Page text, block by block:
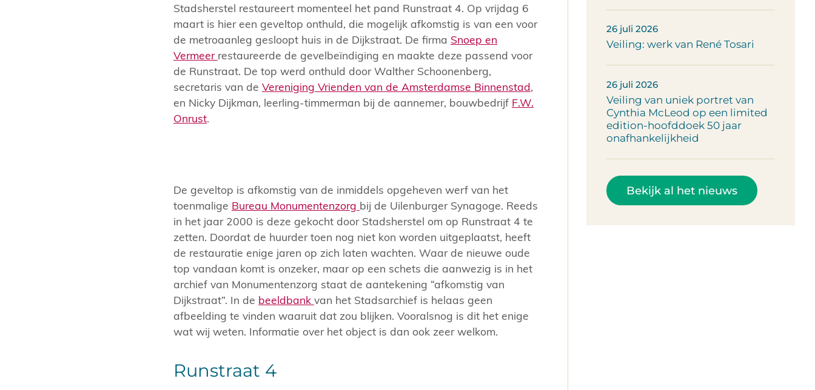
Stadsherstel restaureert momenteel het pand Runstraat 4. Op vrijdag 6
maart is hier een geveltop onthuld, die mogelijk afkomstig is van een voor
de metroaanleg gesloopt huis in de Dijkstraat. De firma Snoep en
Vermeer restaureerde de gevelbeïndiging en maakte deze passend voor
de Runstraat. De top werd onthuld door Walther Schoonenberg,
secretaris van de Vereniging Vrienden van de Amsterdamse Binnenstad,
en Nicky Dijkman, leerling-timmerman bij de aannemer, bouwbedrijf F.W.
Onrust.
De geveltop is afkomstig van de inmiddels opgeheven werf van het
toenmalige Bureau Monumentenzorg bij de Uilenburger Synagoge. Reeds
in het jaar 2000 is deze gekocht door Stadsherstel om op Runstraat 4 te
zetten. Doordat de huurder toen nog niet kon worden uitgeplaatst, heeft
de restauratie enige jaren op zich laten wachten. Waar de nieuwe oude
top vandaan komt is onzeker, maar op een schets die aanwezig is in het
archief van Monumentenzorg staat de aantekening “afkomstig van
Dijkstraat”. In de beeldbank van het Stadsarchief is helaas geen
afbeelding te vinden waaruit dat zou blijken. Vooralsnog is dit het enige
wat wij weten. Informatie over het object is dan ook zeer welkom.
Runstraat 4
26 juli 2026
Veiling: werk van René Tosari
26 juli 2026
Veiling van uniek portret van
Cynthia McLeod op een limited
edition-hoofddoek 50 jaar
onafhankelijkheid
Bekijk al het nieuws